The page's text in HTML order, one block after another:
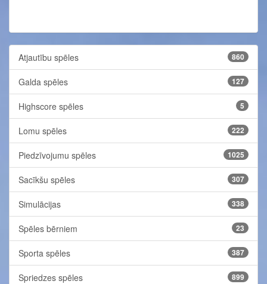
Atjautību spēles 860
Galda spēles 127
Highscore spēles 5
Lomu spēles 222
Piedzīvojumu spēles 1025
Sacīkšu spēles 307
Simulācijas 338
Spēles bērniem 23
Sporta spēles 387
Spriedzes spēles 899